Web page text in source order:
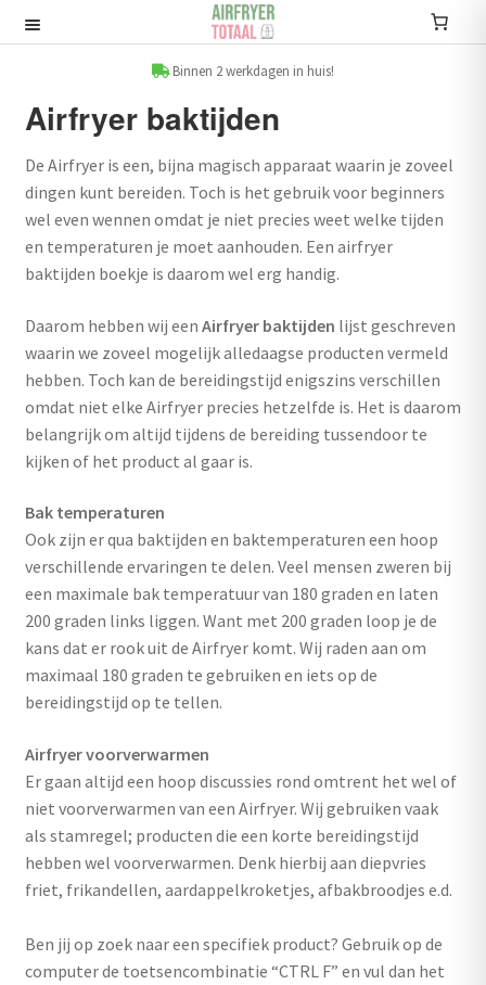
door
naar
Submenu
uitvouwen
Accessoires
Submenu
uitvouwen
Accessoire sets
Submenu
uitvouwen
Airfryers
uitvouwen
Binnen 2 werkdagen in huis!
Airfryer baktijden
De Airfryer is een, bijna magisch apparaat waarin je zoveel
dingen kunt bereiden. Toch is het gebruik voor beginners
wel even wennen omdat je niet precies weet welke tijden
en temperaturen je moet aanhouden. Een airfryer
baktijden boekje is daarom wel erg handig.
Daarom hebben wij een Airfryer baktijden lijst geschreven
waarin we zoveel mogelijk alledaagse producten vermeld
hebben. Toch kan de bereidingstijd enigszins verschillen
omdat niet elke Airfryer precies hetzelfde is. Het is daarom
belangrijk om altijd tijdens de bereiding tussendoor te
kijken of het product al gaar is.
Bak temperaturen
Ook zijn er qua baktijden en baktemperaturen een hoop
verschillende ervaringen te delen. Veel mensen zweren bij
een maximale bak temperatuur van 180 graden en laten
200 graden links liggen. Want met 200 graden loop je de
kans dat er rook uit de Airfryer komt. Wij raden aan om
maximaal 180 graden te gebruiken en iets op de
bereidingstijd op te tellen.
Airfryer voorverwarmen
Er gaan altijd een hoop discussies rond omtrent het wel of
niet voorverwarmen van een Airfryer. Wij gebruiken vaak
als stamregel; producten die een korte bereidingstijd
hebben wel voorverwarmen. Denk hierbij aan diepvries
friet, frikandellen, aardappelkroketjes, afbakbroodjes e.d.
Ben jij op zoek naar een specifiek product? Gebruik op de
computer de toetsencombinatie “CTRL F” en vul dan het